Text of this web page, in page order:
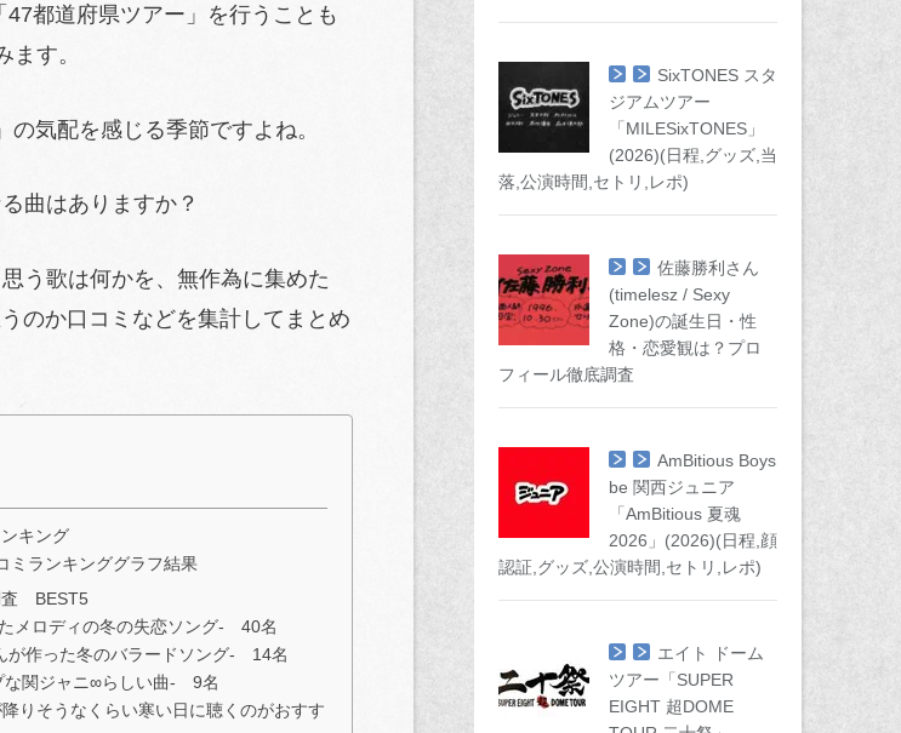
都道府県ツアー」を行うことも
す。
気配を感じる季節ですよね。
曲はありますか？
う歌は何かを、無作為に集めた
のか口コミなどを集計してまとめ
キング
ミランキンググラフ結果
査 BEST5
メロディの冬の失恋ソング- 40名
が作った冬のバラードソング- 14名
な関ジャニ∞らしい曲- 9名
りそうなくらい寒い日に聴くのがおすす
SixTONES スタ
ジアムツアー
「MILESixTONES」
(2026)(日程,グッズ,当
落,公演時間,セトリ,レポ)
佐藤勝利さん
(timelesz / Sexy
Zone)の誕生日・性
格・恋愛観は？プロ
フィール徹底調査
AmBitious Boys
be 関西ジュニア
「AmBitious 夏魂
2026」(2026)(日程,顔
認証,グッズ,公演時間,セトリ,レポ)
エイト ドーム
ツアー「SUPER
EIGHT 超DOME